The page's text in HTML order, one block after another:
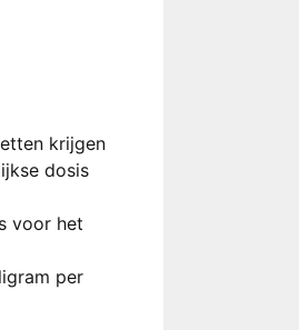
krijgen
dosis
voor het
per